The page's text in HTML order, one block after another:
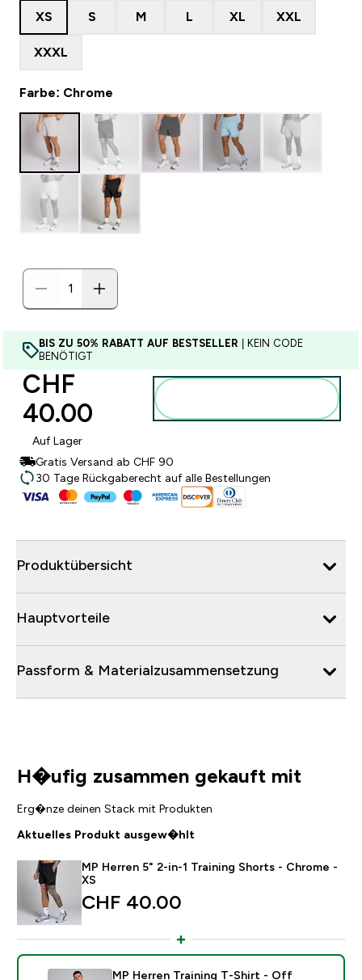
XS S M L XL XXL
XXXL
Farbe: Chrome
BIS ZU 50% RABATT AUF BESTSELLER | KEIN CODE
BENÖTIGT
CHF
40.00‎
Auf Lager
Gratis Versand ab CHF 90
30 Tage Rückgaberecht auf alle Bestellungen
Produktübersicht
Hauptvorteile
Passform & Materialzusammensetzung
H�ufig zusammen gekauft mit
Erg�nze deinen Stack mit Produkten
Aktuelles Produkt ausgew�hlt
MP Herren 5" 2-in-1 Training Shorts - Chrome -
XS
CHF 40.00‎
MP Herren Training T-Shirt - Off